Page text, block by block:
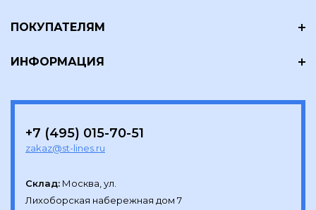
ПОКУПАТЕЛЯМ
ИНФОРМАЦИЯ
+7 (495) 015-70-51
zakaz@st-lines.ru
Склад: Москва, ул.
Лихоборская набережная дом 7